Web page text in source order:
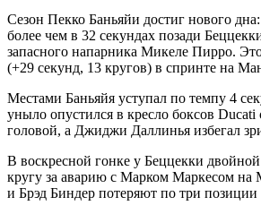
Сезон Пекко Баньяйи достиг нового
более чем в 32 секундах позади
запасного напарника Микеле Пирро.
(+29 секунд, 13 кругов) в спринте на
Местами Баньяйя уступал по темпу 4
уныло опустился в кресло боксов
головой, а Джиджи Даллинья избегал
В воскресной гонке у Беццекки
кругу за аварию с Марком Маркесом на
и Брэд Биндер потеряют по три позиции